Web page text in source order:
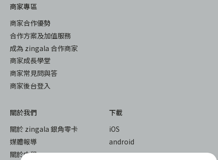
商家專區
商家合作優勢
合作方案及加值服務
成為 zingala 合作商家
商家成長學堂
商家常見問與答
商家後台登入
關於我們
關於 zingala 銀角零卡
媒體報導
關於中租
下載
iOS
android